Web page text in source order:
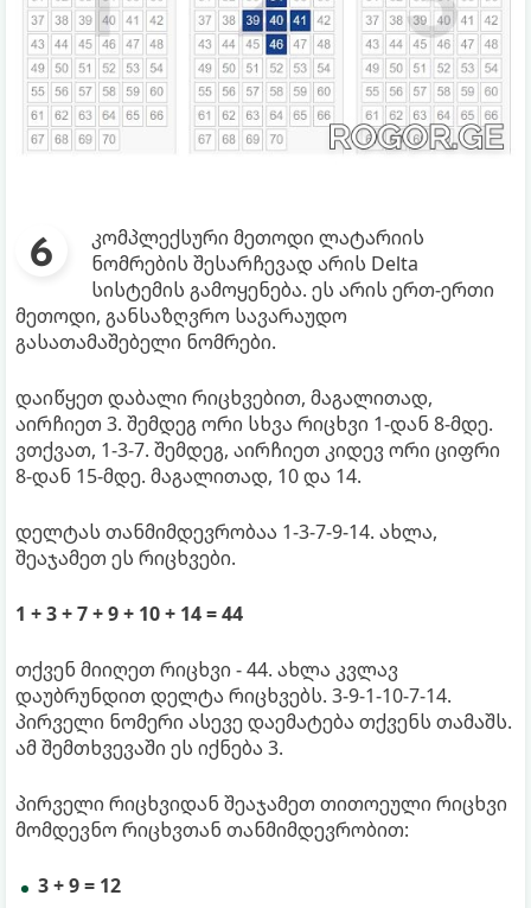
კომპლექსური მეთოდი ლატარიის
ნომრების შესარჩევად არის Delta
სისტემის გამოყენება. ეს არის ერთ-ერთი
მეთოდი, განსაზღვრო სავარაუდო
გასათამაშებელი ნომრები.
დაიწყეთ დაბალი რიცხვებით, მაგალითად,
აირჩიეთ 3. შემდეგ ორი სხვა რიცხვი 1-დან 8-მდე.
ვთქვათ, 1-3-7. შემდეგ, აირჩიეთ კიდევ ორი ციფრი
8-დან 15-მდე. მაგალითად, 10 და 14.
დელტას თანმიმდევრობაა 1-3-7-9-14. ახლა,
შეაჯამეთ ეს რიცხვები.
1 + 3 + 7 + 9 + 10 + 14 = 44
თქვენ მიიღეთ რიცხვი - 44. ახლა კვლავ
დაუბრუნდით დელტა რიცხვებს. 3-9-1-10-7-14.
პირველი ნომერი ასევე დაემატება თქვენს თამაშს.
ამ შემთხვევაში ეს იქნება 3.
პირველი რიცხვიდან შეაჯამეთ თითოეული რიცხვი
მომდევნო რიცხვთან თანმიმდევრობით:
3 + 9 = 12